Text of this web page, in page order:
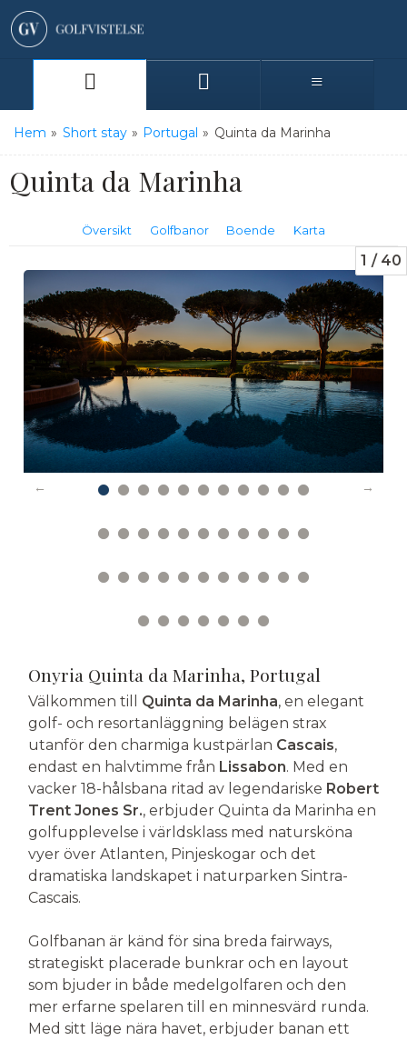
Hem » Short stay » Portugal » Quinta da Marinha
Quinta da Marinha
Översikt Golfbanor Boende Karta
1 40
Onyria Quinta da Marinha, Portugal
Välkommen till Quinta da Marinha, en elegant
golf- och resortanläggning belägen strax
utanför den charmiga kustpärlan Cascais,
endast en halvtimme från Lissabon. Med en
vacker 18-hålsbana ritad av legendariske Robert
Trent Jones Sr., erbjuder Quinta da Marinha en
golfupplevelse i världsklass med natursköna
vyer över Atlanten, Pinjeskogar och det
dramatiska landskapet i naturparken Sintra-
Cascais.
Golfbanan är känd för sina breda fairways,
strategiskt placerade bunkrar och en layout
som bjuder in både medelgolfaren och den
mer erfarne spelaren till en minnesvärd runda.
Med sitt läge nära havet, erbjuder banan ett